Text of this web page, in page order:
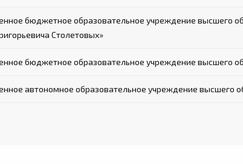
бюджетное образовательное учреждение высшего
Столетовых»
бюджетное образовательное учреждение высшего
автономное образовательное учреждение высшего